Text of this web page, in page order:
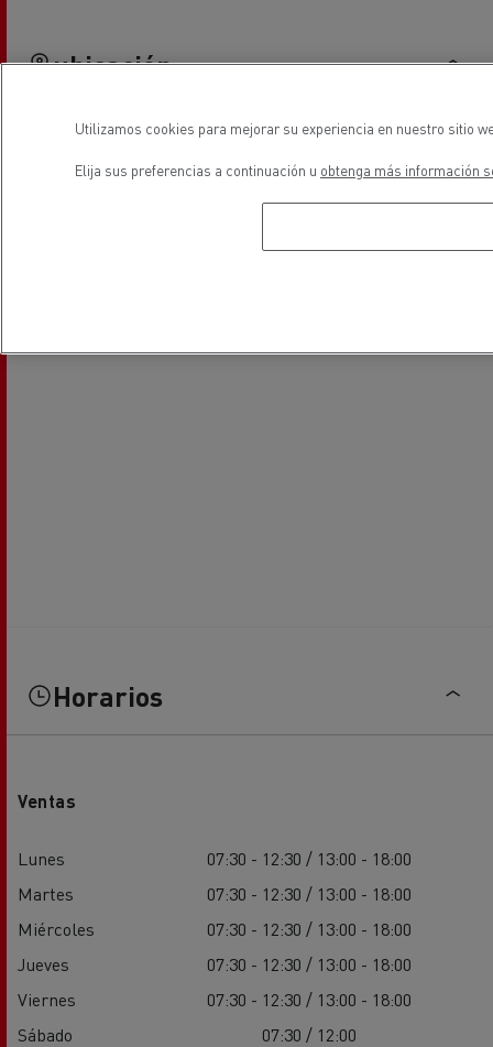
ubicación
Horarios
Ventas
Lunes
07:30 - 12:30 / 13:00 - 18:00
Martes
07:30 - 12:30 / 13:00 - 18:00
Miércoles
07:30 - 12:30 / 13:00 - 18:00
Jueves
07:30 - 12:30 / 13:00 - 18:00
Viernes
07:30 - 12:30 / 13:00 - 18:00
Sábado
07:30 / 12:00
Utilizamos cookies para mejorar su experiencia en nuestro sitio
Elija sus preferencias a continuación u obtenga más información